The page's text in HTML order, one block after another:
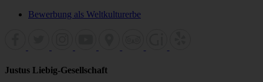
Bewerbung als Weltkulturerbe
Justus Liebig-Gesellschaft